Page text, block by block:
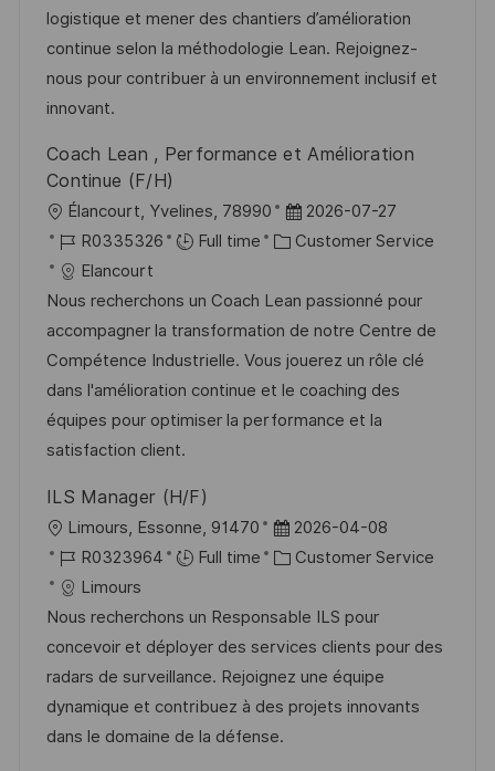
i
o
n
d
D
a
d
g
o
r
logistique et mener des chantiers d’amélioration
continue selon la méthodologie Lean. Rejoignez-
nous pour contribuer à un environnement inclusif et
innovant.
Coach Lean , Performance et Amélioration
Continue (F/H)
L
o
c
a
t
i
o
n
Élancourt, Yvelines, 78990
P
o
t
e
d
D
a
2026-07-27
J
o
b
I
d
R0335326 Full time
C
t
e
g
o
r
Customer Service
Elancourt
Nous recherchons un Coach Lean passionné pour
accompagner la transformation de notre Centre de
Compétence Industrielle. Vous jouerez un rôle clé
dans l'amélioration continue et le coaching des
équipes pour optimiser la performance et la
satisfaction client.
ILS Manager (H/F)
L
o
c
a
t
i
o
n
Limours, Essonne, 91470
P
o
t
e
d
D
a
2026-04-08
J
o
b
I
d
R0323964 Full time
C
t
e
g
o
r
Customer Service
Limours
Nous recherchons un Responsable ILS pour
concevoir et déployer des services clients pour des
radars de surveillance. Rejoignez une équipe
dynamique et contribuez à des projets innovants
dans le domaine de la défense.